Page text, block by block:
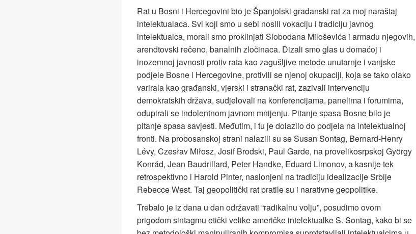
Rat u Bosni i Hercegovini bio je Španjolski građanski rat za moj naraštaj
intelektualaca. Svi koji smo u sebi nosili vokaciju i tradiciju javnog
intelektualca, morali smo proklinjati Slobodana Miloševića i armadu njegovih,
arendtovski rečeno, banalnih zločinaca. Dizali smo glas u domaćoj i
inozemnoj javnosti protiv rata kao zagušljive metode unutarnje i vanjske
podjele Bosne i Hercegovine, protivili se njenoj okupaciji, koja se tako olako
varirala kao građanski, vjerski i stranački rat, zazivali intervenciju
demokratskih država, sudjelovali na konferencijama, panelima i forumima,
odupirali se indolentnom javnom mnijenju. Pitanje spasa Bosne bilo je
pitanje spasa savjesti. Međutim, i tu je dolazilo do podjela na intelektualnoj
fronti. Na probosanskoj strani nalazili su se Susan Sontag, Bernard-Henry
Lévy, Czesłav Miłosz, Josif Brodski, Paul Garde, na provelikosrpskoj György
Konrád, Jean Baudrillard, Peter Handke, Eduard Limonov, a kasnije tek
retrospektivno i Harold Pinter, naslonjeni na tradiciju idealizacije Srbije
Rebecce West. Taj geopolitički rat pratile su i narativne geopolitike.
Trebalo je iz dana u dan održavati “radikalnu volju”, posudimo ovom
prigodom sintagmu etički velike američke intelektualke S. Sontag, kako bi se